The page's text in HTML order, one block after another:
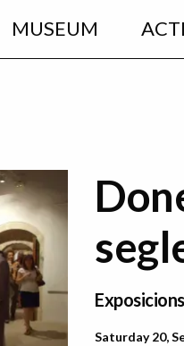
MUSEUM
Saturday 20,